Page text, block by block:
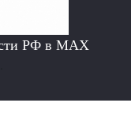
РФ в MAX